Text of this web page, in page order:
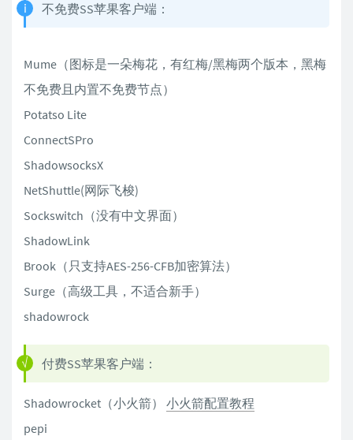
不免费SS苹果客户端：
Mume（图标是一朵梅花，有红梅/黑梅两个版本，黑梅
不免费且内置不免费节点）
Potatso Lite
ConnectSPro
ShadowsocksX
NetShuttle(网际飞梭)
Sockswitch（没有中文界面）
ShadowLink
Brook（只支持AES-256-CFB加密算法）
Surge（高级工具，不适合新手）
shadowrock
付费SS苹果客户端：
Shadowrocket（小火箭） 小火箭配置教程
pepi